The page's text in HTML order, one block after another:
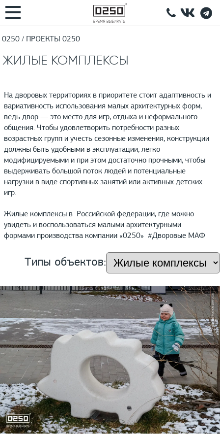
0250 ПРОЕКТЫ 0250
ЖИЛЫЕ КОМПЛЕКСЫ
На дворовых территориях в приоритете стоит адаптивность и
вариативность использования малых архитектурных форм,
ведь двор — это место для игр, отдыха и неформального
общения. Чтобы удовлетворить потребности разных
возрастных групп и учесть сезонные изменения, конструкции
должны быть удобными в эксплуатации, легко
модифицируемыми и при этом достаточно прочными, чтобы
выдерживать большой поток людей и потенциальные
нагрузки в виде спортивных занятий или активных детских
игр.
Жилые комплексы в Российской федерации, где можно
увидеть и воспользоваться малыми архитектурными
формами производства компании «0250» #Дворовые МАФ
Типы объектов: